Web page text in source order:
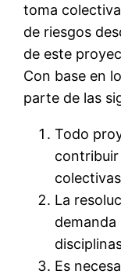
toma
de riesgos
de este
Con base en
parte de las
Todo
contribuir
La
Es